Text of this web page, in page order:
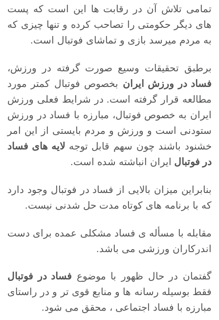
تمامی تلاش آن در رقابت ها این است که پست
های دیگر حکومتی را تصاحب کرده و تنها چیزی که
به مردم میرسد بازی و تماشای فوتبال است.
برطبق تحقیقات وسیع صورت گرفته در ورزش،
فساد در ورزش ایران بخصوص فوتبال کمتر مورد
مطالعه قرار گرفته است. در شرایط فعلی ورزش
ایران به خصوص فوتبال، مبارزه با فساد در ورزش
ستودنی است و ورزش و مردم بایستی از این امر
خشنود باشند چون سهم قابل توجهلایه های فساد
در فوتبال ایران انباشته شده است.
بنابراین میزان بالایی از فساد در فوتبال وجود دارد
که با برنامه های کوتاه مدت حل شدنی نیست.
مقابله با مسأله ی فساد مشکلی عمده برای دست
اندرکاران ورزشی می باشد.
گفتمان در حال ظهور با موضوع فساد در فوتبال
فقط بوسیله رسانه ها و منابع قوی تر و در راستای
مبارزه با فساد اجتماعی ، محقق می شود.